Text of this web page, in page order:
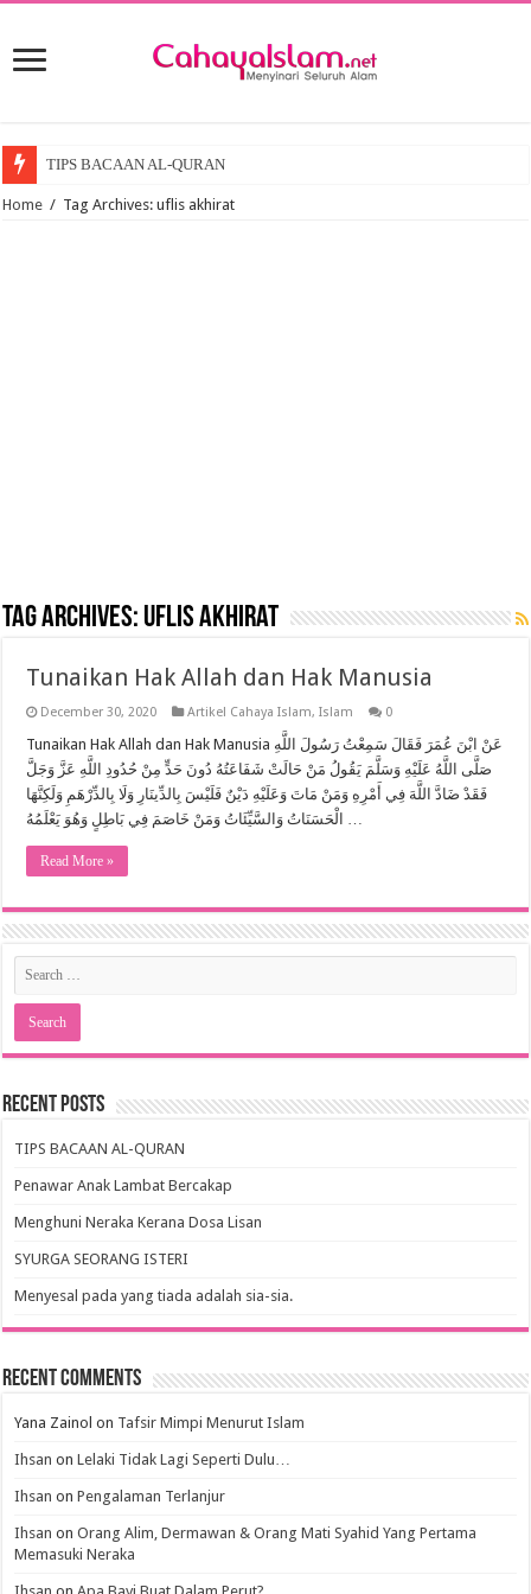
TIPS BACAAN AL-QURAN
Home / Tag Archives: uflis akhirat
Tag Archives: uflis akhirat
Tunaikan Hak Allah dan Hak Manusia
December 30, 2020 Artikel Cahaya Islam,Islam 0
Tunaikan Hak Allah dan Hak Manusia عَنْ ابْنَ عُمَرَ فَقَالَ سَمِعْتُ رَسُولَ اللَّهِ
صَلَّى اللَّهُ عَلَيْهِ وَسَلَّمَ يَقُولُ مَنْ حَالَتْ شَفَاعَتُهُ دُونَ حَدٍّ مِنْ حُدُودِ اللَّهِ عَزَّ وَجَلَّ
فَقَدْ ضَادَّ اللَّهَ فِي أَمْرِهِ وَمَنْ مَاتَ وَعَلَيْهِ دَيْنٌ فَلَيْسَ بِالدِّينَارِ وَلَا بِالدِّرْهَمِ وَلَكِنَّهَا
الْحَسَنَاتُ وَالسَّيِّئَاتُ وَمَنْ خَاصَمَ فِي بَاطِلٍ وَهُوَ يَعْلَمُهُ …
Read More »
Recent Posts
TIPS BACAAN AL-QURAN
Penawar Anak Lambat Bercakap
Menghuni Neraka Kerana Dosa Lisan
SYURGA SEORANG ISTERI
Menyesal pada yang tiada adalah sia-sia.
Recent Comments
Yana Zainol on Tafsir Mimpi Menurut Islam
Ihsan onLelaki Tidak Lagi Seperti Dulu…
Ihsan onPengalaman Terlanjur
Ihsan onOrang Alim, Dermawan & Orang Mati Syahid Yang Pertama
Memasuki Neraka